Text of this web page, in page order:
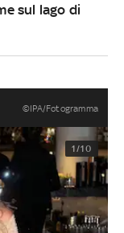
sul lago di
©IPA/Fotogramma
1/10